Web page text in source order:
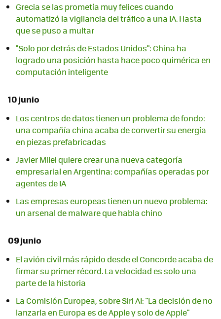
Grecia se las prometía muy felices cuando
automatizó la vigilancia del tráfico a una IA. Hasta
que se puso a multar
"Solo por detrás de Estados Unidos": China ha
logrado una posición hasta hace poco quimérica en
computación inteligente
10 junio
Los centros de datos tienen un problema de fondo:
una compañía china acaba de convertir su energía
en piezas prefabricadas
Javier Milei quiere crear una nueva categoría
empresarial en Argentina: compañías operadas por
agentes de IA
Las empresas europeas tienen un nuevo problema:
un arsenal de malware que habla chino
09 junio
El avión civil más rápido desde el Concorde acaba de
firmar su primer récord. La velocidad es solo una
parte de la historia
La Comisión Europea, sobre Siri AI: "La decisión de no
lanzarla en Europa es de Apple y solo de Apple"